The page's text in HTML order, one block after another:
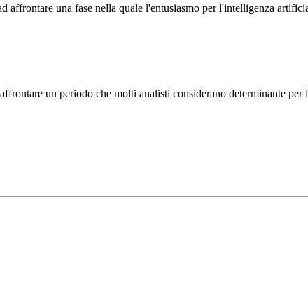
una fase nella quale l'entusiasmo per l'intelligenza
un periodo che molti analisti considerano determinante